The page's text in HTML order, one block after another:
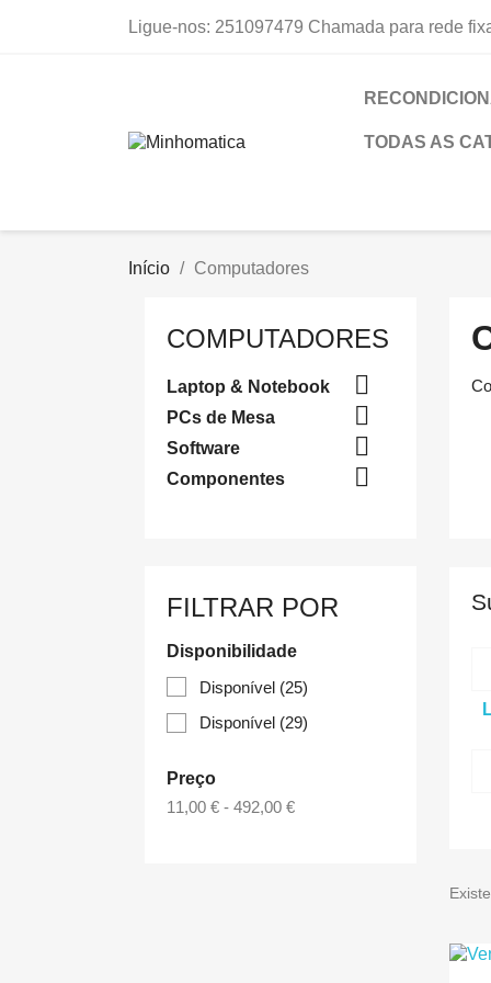
Ligue-nos: 251097479 Chamada para rede
TODAS AS
Início Computadores
COMPUTADORES
Laptop & Notebook 
PCs de Mesa 
Software 
Componentes 
FILTRAR POR
Disponibilidade
Disponível (25)
Disponível (29)
Preço
11,00 € - 492,00 €